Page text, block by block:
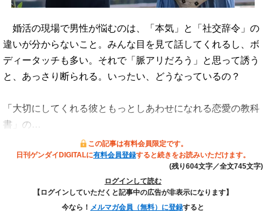
婚活の現場で男性が悩むのは、「本気」と「社交辞令」の
違いが分からないこと。みんな目を見て話してくれるし、ボ
ディータッチも多い。それで「脈アリだろう」と思って誘う
と、あっさり断られる。いったい、どうなっているの？
「大切にしてくれる彼ともっとしあわせになれる恋愛の教科
書」の…
この記事は有料会員限定です。
日刊ゲンダイDIGITALに有料会員登録すると続きをお読みいただけます。
(残り604文字／全文745文字)
ログインして読む
【ログインしていただくと記事中の広告が非表示になります】
今なら！ メルマガ会員（無料）に登録すると